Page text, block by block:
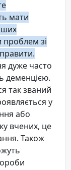
мати
проблем зі
дуже часто
деменцією.
так званий
у
або
вчених, це
Також